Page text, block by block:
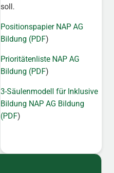
soll.
Positionspapier NAP AG
Bildung (PDF)
Prioritätenliste NAP AG
Bildung (PDF)
3-Säulenmodell für Inklusive
Bildung NAP AG Bildung
(PDF)